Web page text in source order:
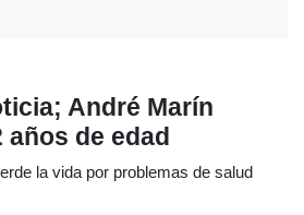
André Marín
años de edad
la vida por problemas de salud